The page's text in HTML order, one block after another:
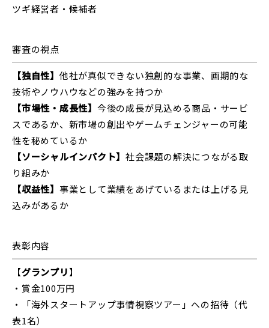
ツギ経営者・候補者
審査の視点
【独自性】 他社が真似できない独創的な事業、画期的な
技術やノウハウなどの強みを持つか
【市場性・成長性】 今後の成長が見込める商品・サービ
スであるか、新市場の創出やゲームチェンジャーの可能
性を秘めているか
【ソーシャルインパクト】 社会課題の解決につながる取
り組みか
【収益性】 事業として業績をあげているまたは上げる見
込みがあるか
表彰内容
【グランプリ】
・賞金100万円
・「海外スタートアップ事情視察ツアー」への招待（代
表1名）